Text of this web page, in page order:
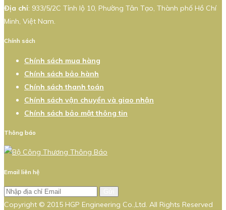
Địa chỉ: 933/5/2C Tỉnh lộ 10, Phường Tân Tạo, Thành phố Hồ Chí
Minh, Việt Nam.
Chính sách
Chính sách mua hàng
Chính sách bảo hành
Chính sách thanh toán
Chính sách vận chuyển và giao nhận
Chính sách bảo mật thông tin
Thông báo
Email liên hệ
Copyright © 2015 HGP Engineering Co.,Ltd. All Rights Reserved